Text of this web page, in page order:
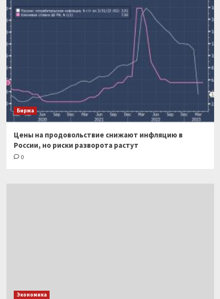
Биржа
Цены на продовольствие снижают инфляцию в
России, но риски разворота растут
0
Экономика